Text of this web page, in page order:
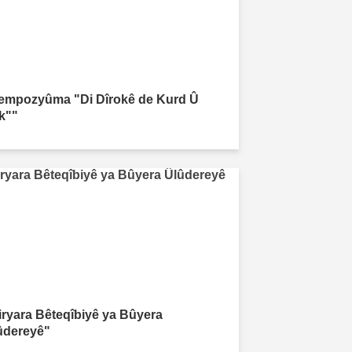
"Di Dîrokê de Kurd Û
Bêteqîbiyê ya Bûyera